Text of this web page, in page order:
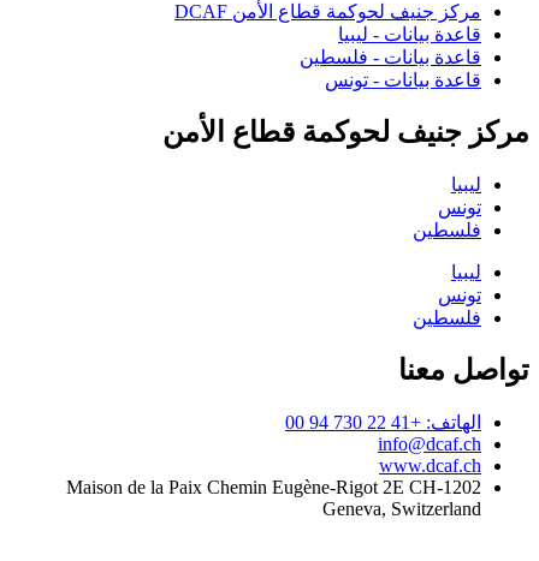
مركز جنيف لحوكمة قطاع الأمن DCAF
قاعدة بيانات - ليبيا
قاعدة بيانات - فلسطين
قاعدة بيانات - تونس
مركز جنيف لحوكمة قطاع الأمن
ليبيا
تونس
فلسطين
ليبيا
تونس
فلسطين
تواصل معنا
الهاتف: +41 22 730 94 00
info@dcaf.ch
www.dcaf.ch
Maison de la Paix Chemin Eugène-Rigot 2E CH-1202
Geneva, Switzerland